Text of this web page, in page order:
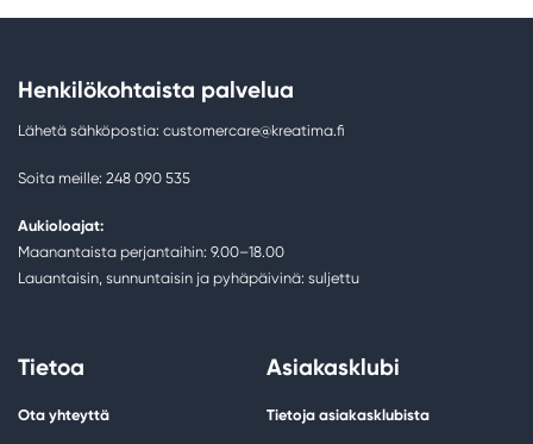
Henkilökohtaista palvelua
Lähetä sähköpostia: customercare@kreatima.fi
Soita meille: 248 090 535
Aukioloajat:
Maanantaista perjantaihin: 9.00–18.00
Lauantaisin, sunnuntaisin ja pyhäpäivinä: suljettu
Tietoa
Ota yhteyttä
Asiakasklubi
Tietoja asiakasklubista